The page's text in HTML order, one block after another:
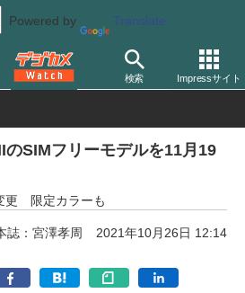
Powered by Translate
検索 Impressサイト
ル関連 スマートフォン
SIMフリーモデルを11月19
更 限定カラーも
誌：宮澤孝周 2021年10月26日 12:14